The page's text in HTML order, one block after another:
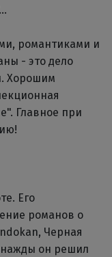
романтиками и
- это дело
Хорошим
Главное при
Его
романов о
Черная
он решил